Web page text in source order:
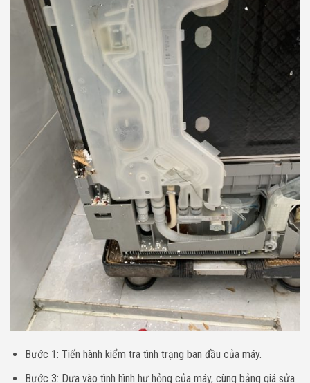
Bước 1: Tiến hành kiểm tra tình trạng ban đầu của máy.
Bước 3: Dựa vào tình hình hư hỏng của máy, cùng bảng giá sửa